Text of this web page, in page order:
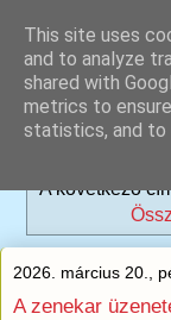
A következő
2026. március 20.,
A zenekar
This site uses
and to analyze
shared with
metrics to
statistics, and to